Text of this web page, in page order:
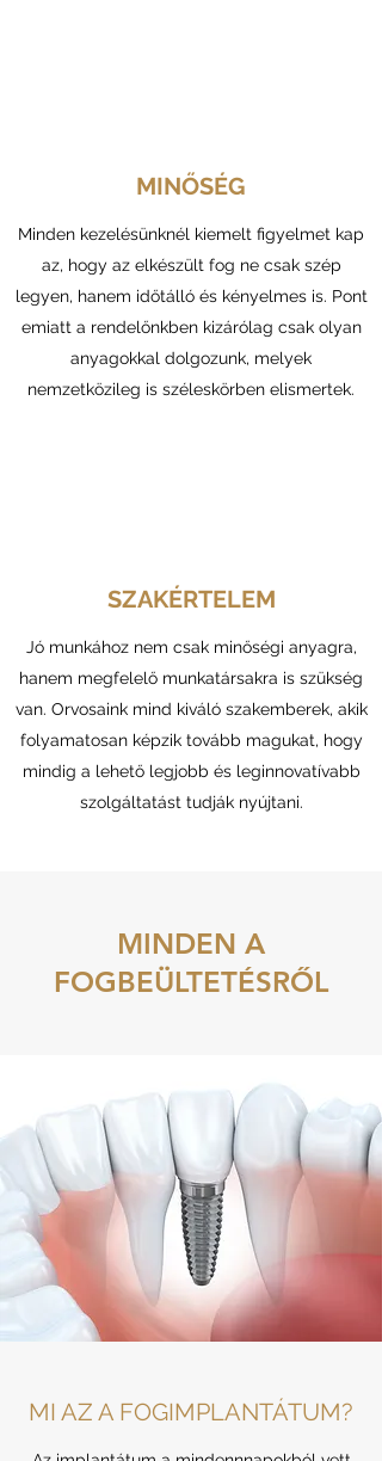
MINDEN A
FOGBEÜLTETÉSRŐL
MI AZ A FOGIMPLANTÁTUM?
MINŐSÉG
Minden kezelésünknél kiemelt figyelmet kap
az, hogy az elkészült fog ne csak szép
legyen, hanem időtálló és kényelmes is. Pont
emiatt a rendelőnkben kizárólag csak olyan
anyagokkal dolgozunk, melyek
nemzetközileg is széleskörben elismertek.
SZAKÉRTELEM
Jó munkához nem csak minőségi anyagra,
hanem megfelelő munkatársakra is szükség
van. Orvosaink mind kiváló szakemberek, akik
folyamatosan képzik tovább magukat, hogy
mindig a lehető legjobb és leginnovatívabb
szolgáltatást tudják nyújtani.